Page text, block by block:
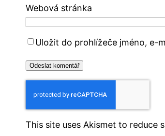
Webová stránka
Uložit do prohlížeče jméno, e-
This site uses Akismet to reduce